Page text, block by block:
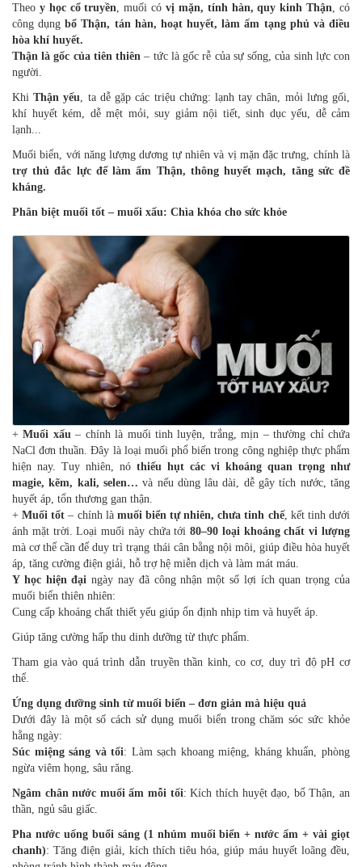
Theo y học cổ truyền, muối cóvị mặn, tính hàn, quy kinh Thận, có
công dụngbổ Thận, tán hàn, hoạt huyết, làm ấm tạng phủ và điều
hòa khí huyết.
Thận là gốc của tiên thiên – tức là gốc rễ của sự sống, của sinh lực con
người.
KhiThận yếu, ta dễ gặp các triệu chứng: lạnh tay chân, mỏi lưng gối,
khí huyết kém, dễ mệt mỏi, suy giảm nội tiết, sinh dục yếu, dễ cảm
lạnh...
Muối biển, với năng lượng dương tự nhiên và vị mặn đặc trưng, chính là
trợ thủ đắc lực để làm ấm Thận, thông huyết mạch, tăng sức đề
kháng.
Phân biệt muối tốt – muối xấu: Chìa khóa cho sức khỏe
+Muối xấu – chính là muối tinh luyện, trắng, mịn – thường chỉ chứa
NaCl đơn thuần. Đây là loại muối phổ biến trong công nghiệp thực phẩm
hiện nay. Tuy nhiên, nó thiếu hụt các vi khoáng quan trọng như
magie, kẽm, kali, selen… và nếu dùng lâu dài, dễ gây tích nước, tăng
huyết áp, tổn thương gan thận.
+Muối tốt – chính là muối biển tự nhiên, chưa tinh chế, kết tinh dưới
ánh mặt trời. Loại muối này chứa tới80–90 loại khoáng chất vi lượng
mà cơ thể cần để duy trì trạng thái cân bằng nội môi, giúp điều hòa huyết
áp, tăng cường điện giải, hỗ trợ hệ miễn dịch và làm mát máu.
Y học hiện đại ngày nay đã công nhận một số lợi ích quan trọng của
muối biển thiên nhiên:
Cung cấp khoáng chất thiết yếu giúp ổn định nhịp tim và huyết áp.
Giúp tăng cường hấp thu dinh dưỡng từ thực phẩm.
Tham gia vào quá trình dẫn truyền thần kinh, co cơ, duy trì độ pH cơ
thể.
Ứng dụng dưỡng sinh từ muối biển – đơn giản mà hiệu quả
Dưới đây là một số cách sử dụng muối biển trong chăm sóc sức khỏe
hằng ngày:
Súc miệng sáng và tối: Làm sạch khoang miệng, kháng khuẩn, phòng
ngừa viêm họng, sâu răng.
Ngâm chân nước muối ấm mỗi tối: Kích thích huyệt đạo, bổ Thận, an
thần, ngủ sâu giấc.
Pha nước uống buổi sáng (1 nhúm muối biển + nước ấm + vài giọt
chanh): Tăng điện giải, kích thích tiêu hóa, giúp máu huyết loãng đều,